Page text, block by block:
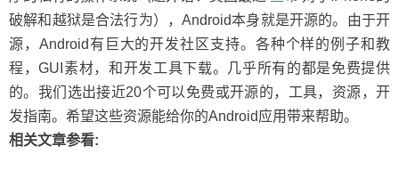
破解和越狱是合法行为），Android本身就是开源的。由于开
源，Android有巨大的开发社区支持。各种个样的例子和教
程，GUI素材，和开发工具下载。几乎所有的都是免费提供
的。我们选出接近20个可以免费或开源的，工具，资源，开
发指南。希望这些资源能给你的Android应用带来帮助。
相关文章参看: